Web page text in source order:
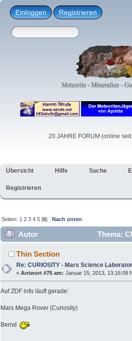
Einloggen Registrieren
20 JAHRE FORUM (online
Übersicht Hilfe Suche
Registrieren
Seiten: 1 2 3 4 5 [6]Nach unten
Autor
Thema:
Science Laboratory (Gelesen 37163
Thin Section
Re: CURIOSITY - Mars Science
«Antwort #75 am: Januar 15, 2013, 13:16:08
Auf ZDF info läuft gerade:
Mars Mega Rover (Curiosity)
Bernd